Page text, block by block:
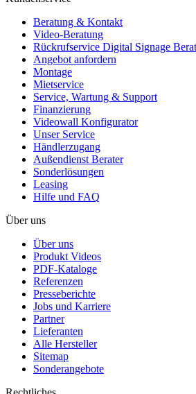
Beratung & Kontakt
Video-Beratung
Rückrufservice Digital Signage
Angebot anfordern
Montage
Mietservice
Service, Wartung & Support
Finanzierung
Videowall Konfigurator
Unser Service
Händlerzugang
Außendienst Berater
Sonderlösungen
Leasing
Hilfe und FAQ
Über uns
Über uns
Produkt Videos
PDF-Kataloge
Referenzen
Presseberichte
Jobs und Karriere
Partner
Lieferanten
Alle Hersteller
Sitemap
Sonderangebote